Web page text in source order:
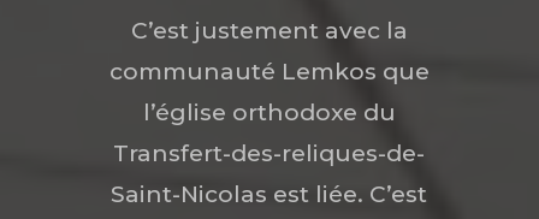
C’est justement avec la
communauté Lemkos que
l’église orthodoxe du
Transfert-des-reliques-de-
Saint-Nicolas est liée. C’est